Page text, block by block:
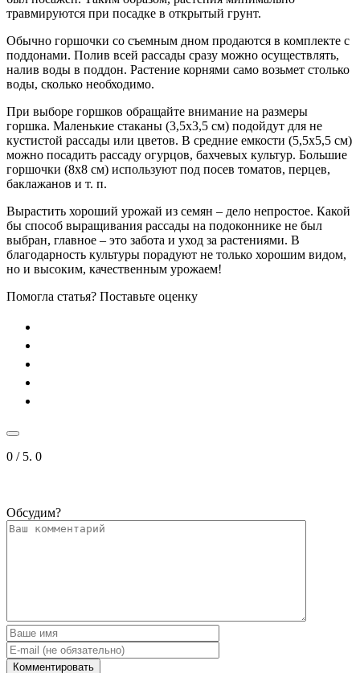
травмируются при посадке в открытый грунт.
Обычно горшочки со съемным дном продаются в комплекте с
поддонами. Полив всей рассады сразу можно осуществлять,
налив воды в поддон. Растение корнями само возьмет столько
воды, сколько необходимо.
При выборе горшков обращайте внимание на размеры
горшка. Маленькие стаканы (3,5х3,5 см) подойдут для не
кустистой рассады или цветов. В средние емкости (5,5х5,5 см)
можно посадить рассаду огурцов, бахчевых культур. Большие
горшочки (8х8 см) используют под посев томатов, перцев,
баклажанов и т. п.
Вырастить хороший урожай из семян – дело непростое. Какой
бы способ выращивания рассады на подоконнике не был
выбран, главное – это забота и уход за растениями. В
благодарность культуры порадуют не только хорошим видом,
но и высоким, качественным урожаем!
Помогла статья? Поставьте оценку
0 / 5. 0
Обсудим?